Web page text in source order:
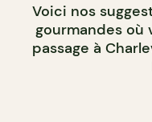
Voici nos
gourmandes où
passage à